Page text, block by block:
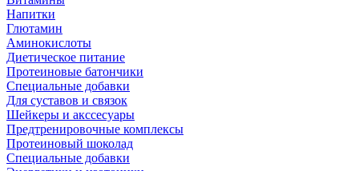
Напитки
Глютамин
Аминокислоты
Диетическое питание
Протеиновые батончики
Специальные добавки
Для суставов и связок
Шейкеры и акссесуары
Предтренировочные комплексы
Протеиновый шоколад
Специальные добавки